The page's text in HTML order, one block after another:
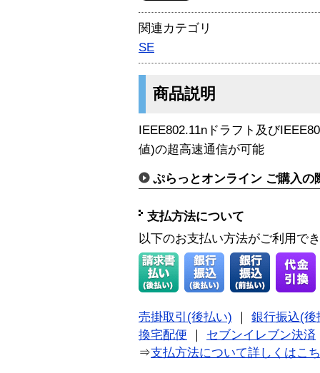
関連カテゴリ
SE
商品説明
IEEE802.11nドラフト及び
値)の超高速通信が可能
ぷらっとオンライン ご購入の
支払方法について
以下のお支払い方法がご利用で
売掛取引(後払い)
銀行振込(後
換宅配便
セブンイレブン決済
⇒支払方法について詳しくはこ